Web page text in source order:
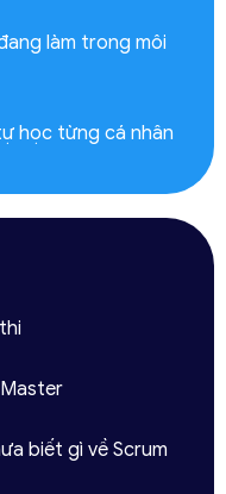
làm trong môi
học từng cá nhân
biết gì về Scrum